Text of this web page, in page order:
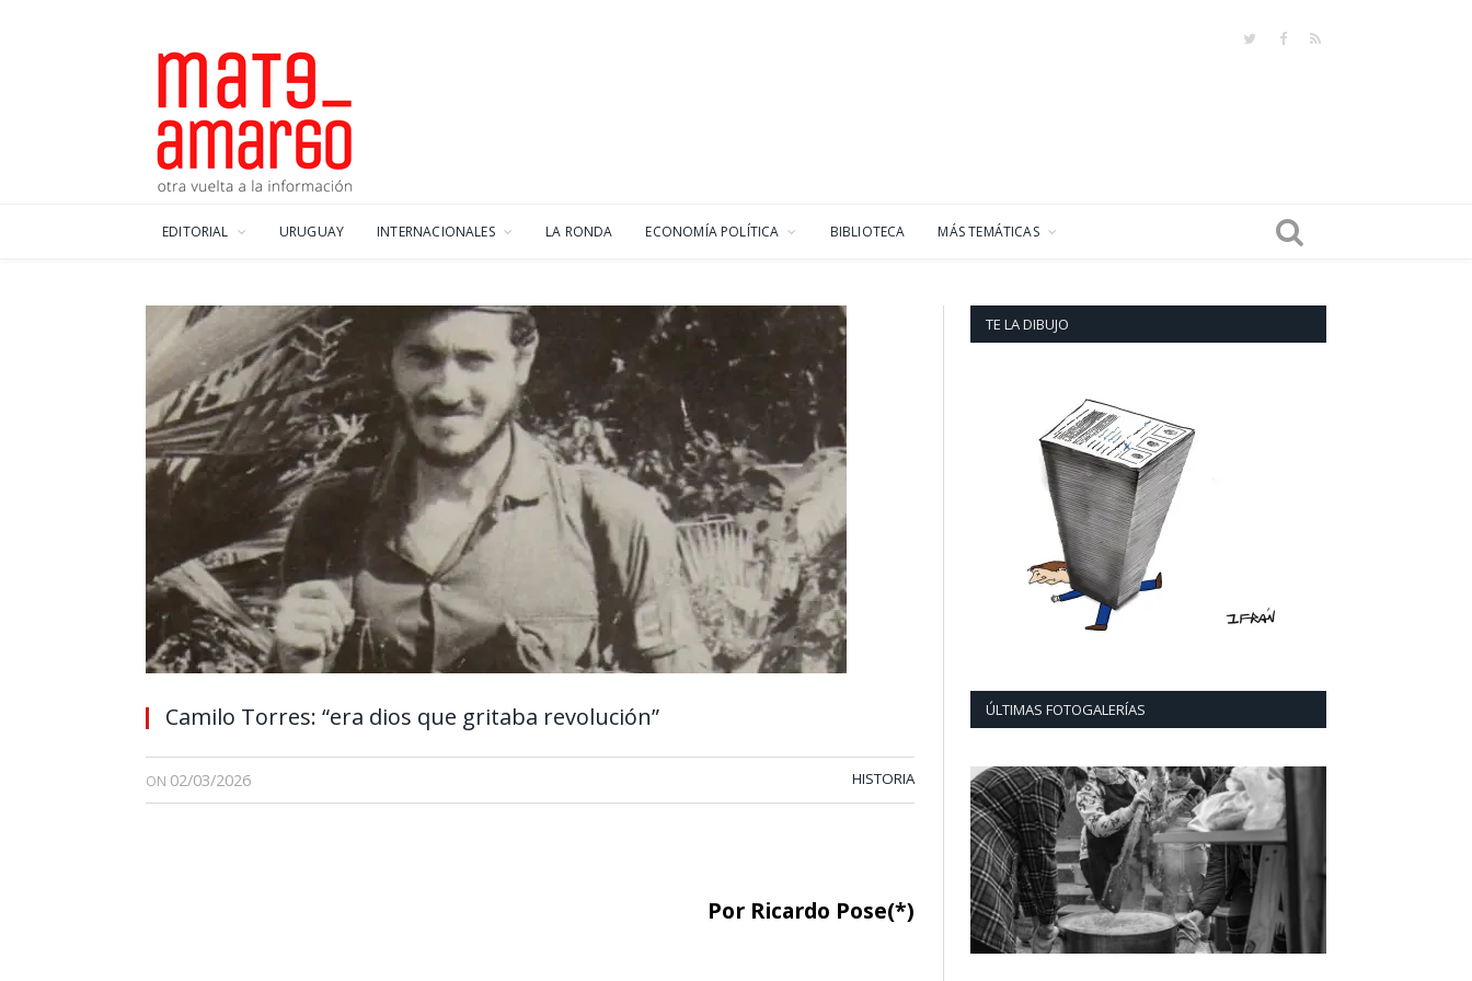
TwitterFacebook
RSS
EDITORIAL URUGUAY INTERNACIONALES LA RONDA ECONOMÍA POLÍTICA BIBLIOTECA MÁS TEMÁTICAS
Camilo Torres: “era dios que gritaba revolución”
ON 02/03/2026 HISTORIA
Por Ricardo Pose(*)
TE LA DIBUJO
ÚLTIMAS FOTOGALERÍAS